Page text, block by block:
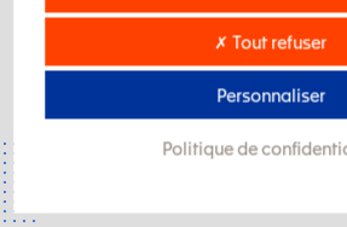
✗ Tout refuser
Personnaliser
Politique de